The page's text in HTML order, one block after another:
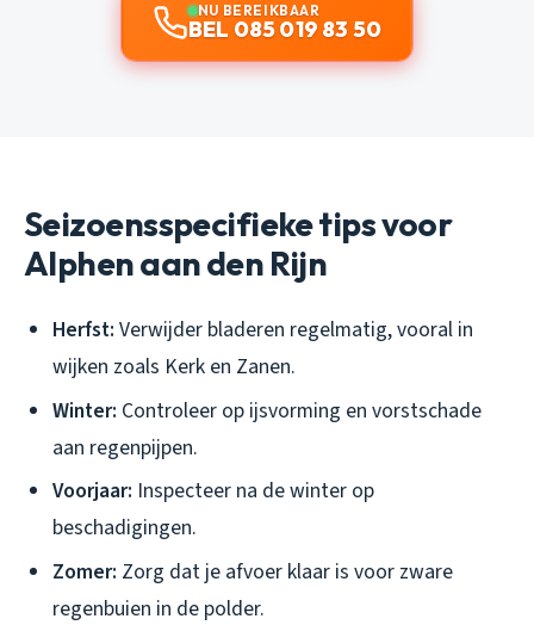
NU BEREIKBAAR
BEL 085 019 83 50
Seizoensspecifieke tips voor
Alphen aan den Rijn
Herfst: Verwijder bladeren regelmatig, vooral in
wijken zoals Kerk en Zanen.
Winter: Controleer op ijsvorming en vorstschade
aan regenpijpen.
Voorjaar: Inspecteer na de winter op
beschadigingen.
Zomer: Zorg dat je afvoer klaar is voor zware
regenbuien in de polder.